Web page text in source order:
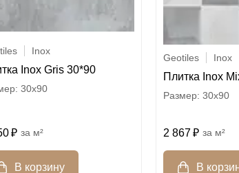
Inox
Inox Gris 30*90
30x90
м²
Geotiles Inox
Плитка Inox
30x90
2 867 м²